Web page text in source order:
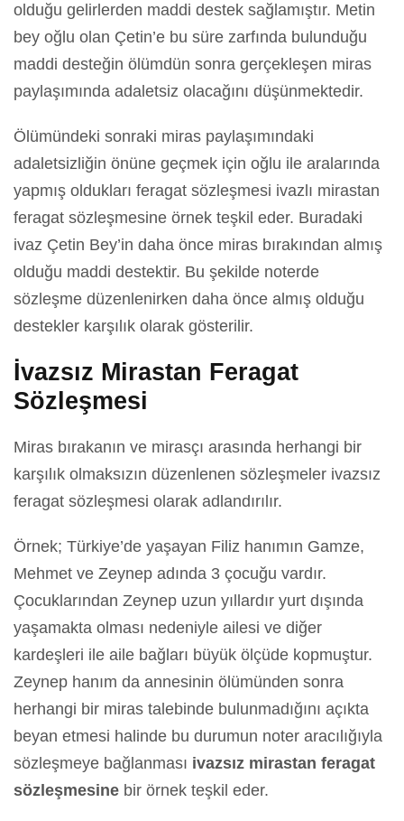
olduğu gelirlerden maddi destek sağlamıştır. Metin
bey oğlu olan Çetin’e bu süre zarfında bulunduğu
maddi desteğin ölümdün sonra gerçekleşen miras
paylaşımında adaletsiz olacağını düşünmektedir.
Ölümündeki sonraki miras paylaşımındaki
adaletsizliğin önüne geçmek için oğlu ile aralarında
yapmış oldukları feragat sözleşmesi ivazlı mirastan
feragat sözleşmesine örnek teşkil eder. Buradaki
ivaz Çetin Bey’in daha önce miras bırakından almış
olduğu maddi destektir. Bu şekilde noterde
sözleşme düzenlenirken daha önce almış olduğu
destekler karşılık olarak gösterilir.
İvazsız Mirastan Feragat
Sözleşmesi
Miras bırakanın ve mirasçı arasında herhangi bir
karşılık olmaksızın düzenlenen sözleşmeler ivazsız
feragat sözleşmesi olarak adlandırılır.
Örnek; Türkiye’de yaşayan Filiz hanımın Gamze,
Mehmet ve Zeynep adında 3 çocuğu vardır.
Çocuklarından Zeynep uzun yıllardır yurt dışında
yaşamakta olması nedeniyle ailesi ve diğer
kardeşleri ile aile bağları büyük ölçüde kopmuştur.
Zeynep hanım da annesinin ölümünden sonra
herhangi bir miras talebinde bulunmadığını açıkta
beyan etmesi halinde bu durumun noter aracılığıyla
sözleşmeye bağlanması ivazsız mirastan feragat
sözleşmesine bir örnek teşkil eder.